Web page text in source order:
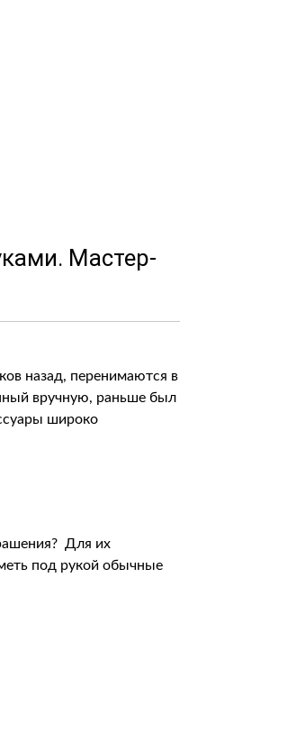
Мастер-
назад, перенимаются в
вручную, раньше был
широко
Для их
под рукой обычные